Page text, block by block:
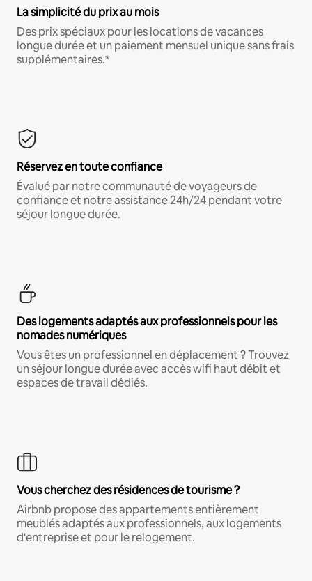
La simplicité du prix au mois
Des prix spéciaux pour les locations de vacances
longue durée et un paiement mensuel unique sans frais
supplémentaires.*
Réservez en toute confiance
Évalué par notre communauté de voyageurs de
confiance et notre assistance 24h/24 pendant votre
séjour longue durée.
Des logements adaptés aux professionnels pour les
nomades numériques
Vous êtes un professionnel en déplacement ? Trouvez
un séjour longue durée avec accès wifi haut débit et
espaces de travail dédiés.
Vous cherchez des résidences de tourisme ?
Airbnb propose des appartements entièrement
meublés adaptés aux professionnels, aux logements
d'entreprise et pour le relogement.